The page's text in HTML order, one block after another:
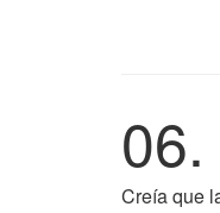
06.
Creía que